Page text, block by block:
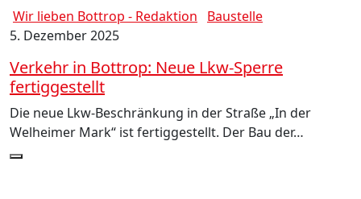
Wir lieben Bottrop - Redaktion
Baustelle
5. Dezember 2025
Verkehr in Bottrop: Neue Lkw-Sperre
fertiggestellt
Die neue Lkw-Beschränkung in der Straße „In der
Welheimer Mark“ ist fertiggestellt. Der Bau der…